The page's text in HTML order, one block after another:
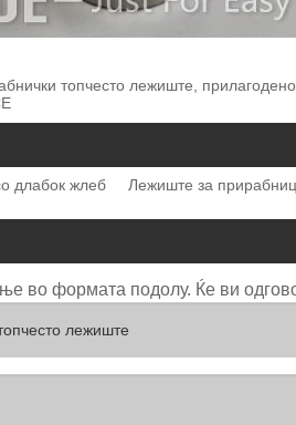
топчесто лежиште,
длабок жлеб Лежиште за
во формата подолу. Ќе ви